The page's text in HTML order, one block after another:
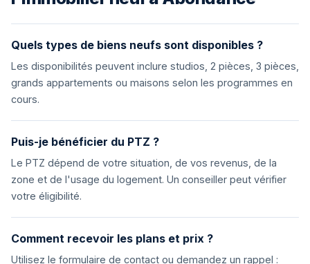
Quels types de biens neufs sont disponibles ?
Les disponibilités peuvent inclure studios, 2 pièces, 3 pièces,
grands appartements ou maisons selon les programmes en
cours.
Puis-je bénéficier du PTZ ?
Le PTZ dépend de votre situation, de vos revenus, de la
zone et de l'usage du logement. Un conseiller peut vérifier
votre éligibilité.
Comment recevoir les plans et prix ?
Utilisez le formulaire de contact ou demandez un rappel :